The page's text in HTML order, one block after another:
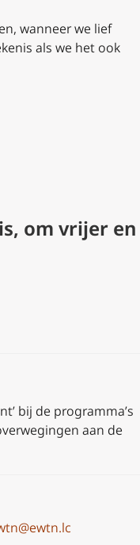
wanneer we lief
als we het ook
om vrijer en
bij de programma’s
aan de